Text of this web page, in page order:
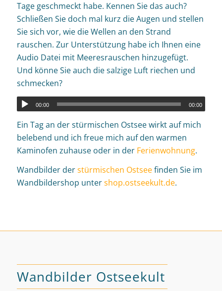
Tage geschmeckt habe. Kennen Sie das auch?
Schließen Sie doch mal kurz die Augen und stellen
Sie sich vor, wie die Wellen an den Strand
rauschen. Zur Unterstützung habe ich Ihnen eine
Audio Datei mit Meeresrauschen hinzugefügt.
Und könne Sie auch die salzige Luft riechen und
schmecken?
00:00 00:00
Ein Tag an der stürmischen Ostsee wirkt auf mich
belebend und ich freue mich auf den warmen
Kaminofen zuhause oder in der Ferienwohnung.
Wandbilder derstürmischen Ostseefinden Sie im
Wandbildershop untershop.ostseekult.de.
Wandbilder Ostseekult